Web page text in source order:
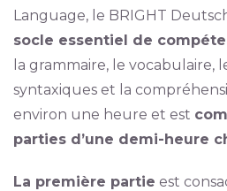
Language, le BRIGHT
socle essentiel de
la grammaire, le vocabulaire,
syntaxiques et la
environ une heure et est
parties d’une demi-heure
La première partie est